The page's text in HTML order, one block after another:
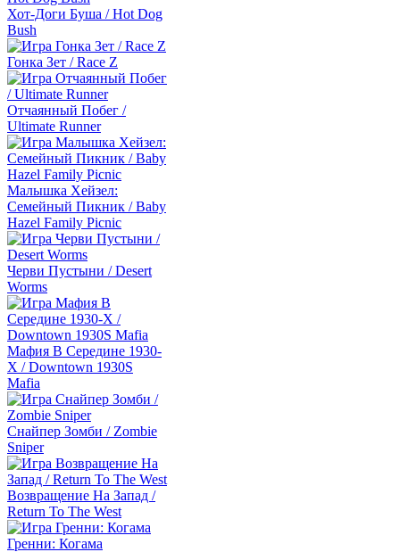
Хот-Доги Буша / Hot Dog
Bush
Гонка Зет / Race Z
Отчаянный Побег /
Ultimate Runner
Малышка Хейзел:
Семейный Пикник / Baby
Hazel Family Picnic
Черви Пустыни / Desert
Worms
Мафия В Середине 1930-
Х / Downtown 1930S
Mafia
Снайпер Зомби / Zombie
Sniper
Возвращение На Запад /
Return To The West
Гренни: Когама